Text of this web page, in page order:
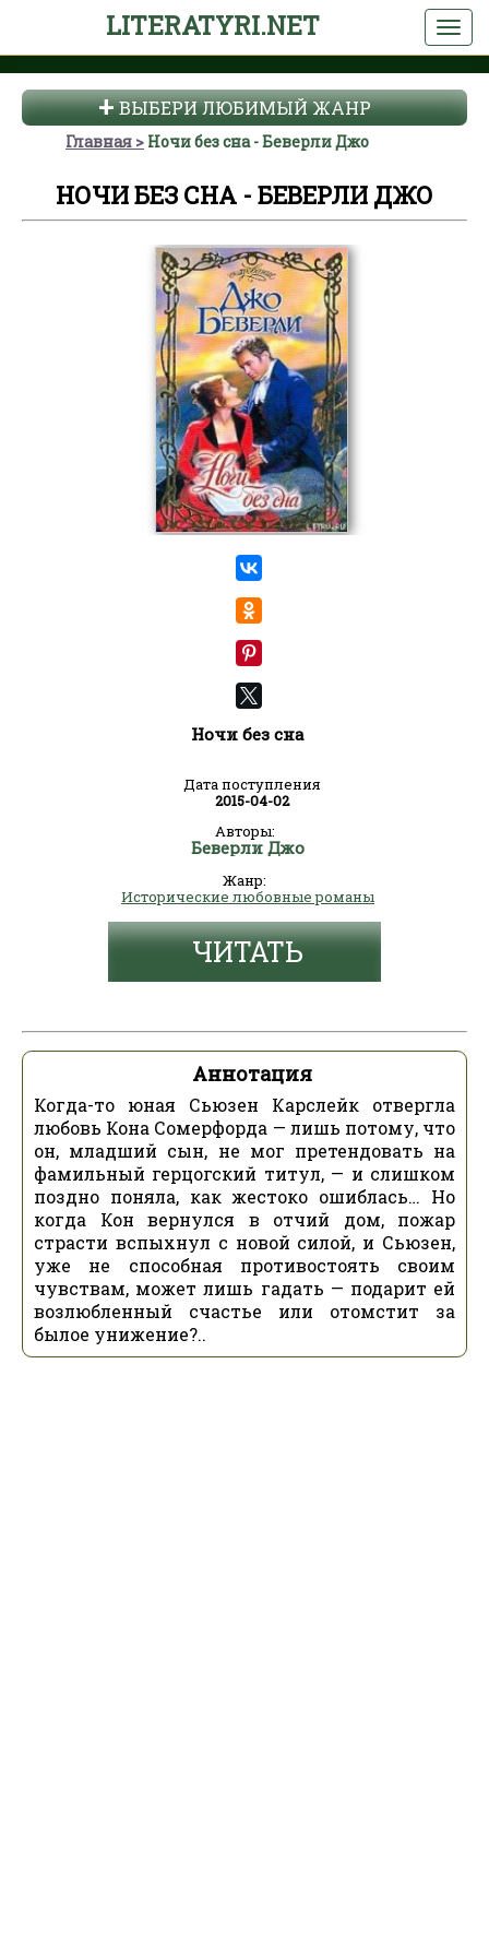
LITERATYRI.NET
ВЫБЕРИ ЛЮБИМЫЙ ЖАНР
Главная Ночи без сна - Беверли Джо
НОЧИ БЕЗ СНА - БЕВЕРЛИ ДЖО
Ночи без сна
Дата поступления
2015-04-02
Авторы:
Беверли Джо
Жанр:
Исторические любовные романы
ЧИТАТЬ
Аннотация
Когда-то юная Сьюзен Карслейк отвергла
любовь Кона Сомерфорда — лишь потому, что
он, младший сын, не мог претендовать на
фамильный герцогский титул, — и слишком
поздно поняла, как жестоко ошиблась… Но
когда Кон вернулся в отчий дом, пожар
страсти вспыхнул с новой силой, и Сьюзен,
уже не способная противостоять своим
чувствам, может лишь гадать — подарит ей
возлюбленный счастье или отомстит за
былое унижение?..